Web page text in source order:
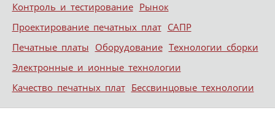
Контроль и тестирование Рынок
Проектирование печатных плат САПР
Печатные платы Оборудование Технологии сборки
Электронные и ионные технологии
Качество печатных плат Бессвинцовые технологии